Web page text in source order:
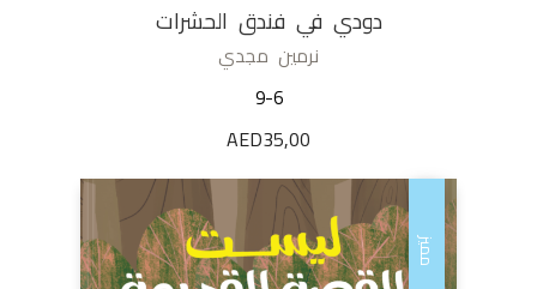
دودي في فندق الحشرات
نرمين مجدي
9-6
AED35,00
مميز